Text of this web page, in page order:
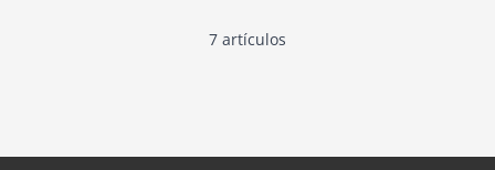
7 artículos